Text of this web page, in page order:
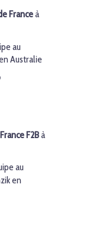
Franceà
au
Australie
F2Bà
au
en